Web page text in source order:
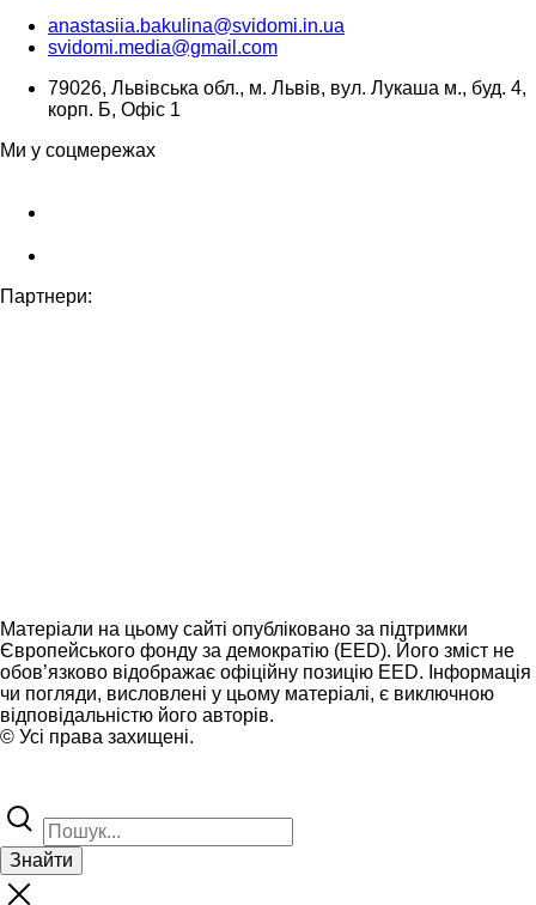
anastasiia.bakulina@svidomi.in.ua
svidomi.media@gmail.com
79026, Львівська обл., м. Львів, вул. Лукаша м., буд. 4,
корп. Б, Офіс 1
Ми у соцмережах
Партнери:
Матеріали на цьому сайті опубліковано за підтримки
Європейського фонду за демократію (EED). Його зміст не
обов’язково відображає офіційну позицію EED. Інформація
чи погляди, висловлені у цьому матеріалі, є виключною
відповідальністю його авторів.
© Усі права захищені.
Знайти